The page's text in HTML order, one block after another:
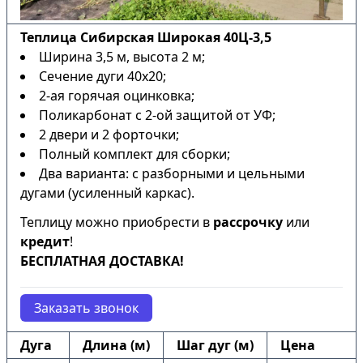
Теплица Сибирская Широкая 40Ц-3,5
Ширина 3,5 м, высота 2 м;
Сечение дуги 40х20;
2-ая горячая оцинковка;
Поликарбонат с 2-ой защитой от УФ;
2 двери и 2 форточки;
Полный комплект для сборки;
Два варианта: с разборными и цельными
дугами (усиленный каркас).
Теплицу можно приобрести в рассрочку или
кредит!
БЕСПЛАТНАЯ ДОСТАВКА!
Заказать звонок
Дуга Длина (м) Шаг дуг (м) Цена